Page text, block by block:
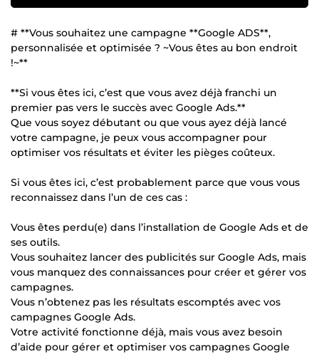
# **Vous souhaitez une campagne **Google ADS**,
personnalisée et optimisée ? ~Vous êtes au bon endroit
!~**
**Si vous êtes ici, c’est que vous avez déjà franchi un
premier pas vers le succès avec Google Ads.**
Que vous soyez débutant ou que vous ayez déjà lancé
votre campagne, je peux vous accompagner pour
optimiser vos résultats et éviter les pièges coûteux.
Si vous êtes ici, c’est probablement parce que vous vous
reconnaissez dans l’un de ces cas :
Vous êtes perdu(e) dans l’installation de Google Ads et de
ses outils.
Vous souhaitez lancer des publicités sur Google Ads, mais
vous manquez des connaissances pour créer et gérer vos
campagnes.
Vous n’obtenez pas les résultats escomptés avec vos
campagnes Google Ads.
Votre activité fonctionne déjà, mais vous avez besoin
d’aide pour gérer et optimiser vos campagnes Google